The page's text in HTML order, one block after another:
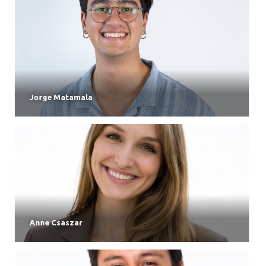
Jorge Matamala
Anne Csaszar